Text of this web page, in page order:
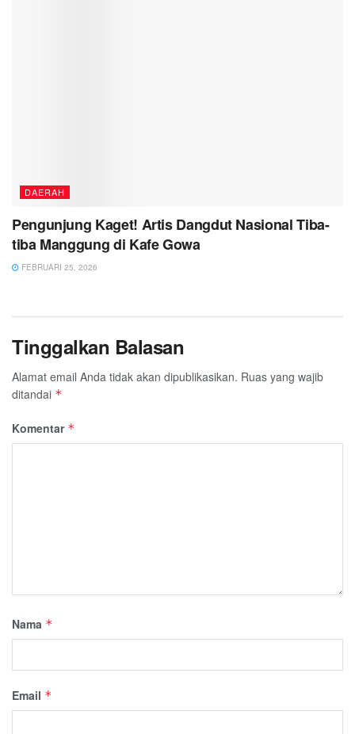
DAERAH
Pengunjung Kaget! Artis Dangdut Nasional Tiba-
tiba Manggung di Kafe Gowa
FEBRUARI 25, 2026
Tinggalkan Balasan
Alamat email Anda tidak akan dipublikasikan. Ruas yang wajib
ditandai *
Komentar *
Nama *
Email *